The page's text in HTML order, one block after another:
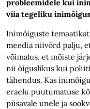
probleemidele kui
viia tegeliku
Inimõiguste
meedia niivõrd palju,
võimalus, et mõiste
nii õiguslikus kui
tähendus. Kas
eraelu puutumatuse
piisavale unele ja